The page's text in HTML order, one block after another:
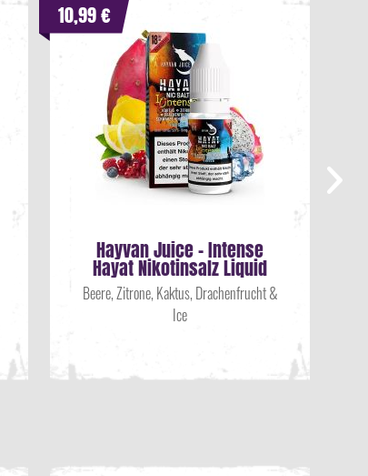
Hayvan Juice - Intense
Hayat Nikotinsalz Liquid
Beere, Zitrone, Kaktus, Drachenfrucht &
Ice
10,99 €